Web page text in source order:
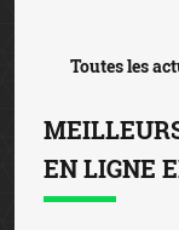
Toutes les
EN LIGNE